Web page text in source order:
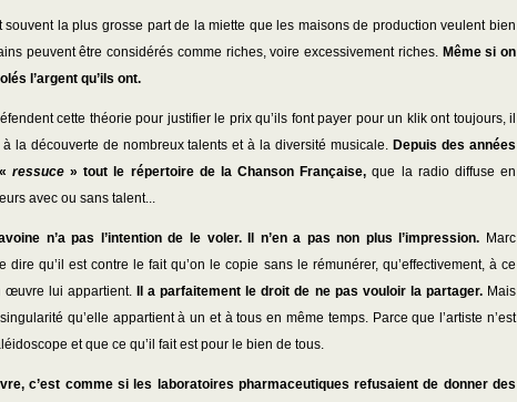
souvent la plus grosse part de la miette que les maisons de production veulent bien
peuvent être considérés comme riches, voire excessivement riches. Même si on
l’argent qu’ils ont.
cette théorie pour justifier le prix qu’ils font payer pour un klik ont toujours, il
la découverte de nombreux talents et à la diversité musicale. Depuis des années
ressuce» tout le répertoire de la Chanson Française, que la radio diffuse en
avec ou sans talent...
n’a pas l’intention de le voler. Il n’en a pas non plus l’impression. Marc
qu’il est contre le fait qu’on le copie sans le rémunérer, qu’effectivement, à ce
œuvre lui appartient.
Il a parfaitement le droit de ne pas vouloir la partager.Mais
qu’elle appartient à un et à tous en même temps. Parce que l’artiste n’est
et que ce qu’il fait est pour le bien de tous.
c’est comme si les laboratoires pharmaceutiques refusaient de donner des